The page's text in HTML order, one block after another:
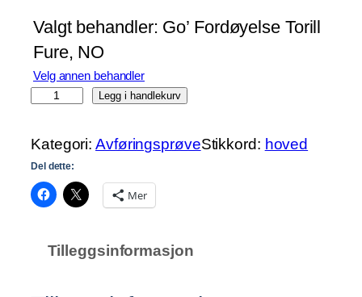
9
Valgt behandler: Go’ Fordøyelse Torill
Fure, NO
Velg annen behandler
k
b
Legg i handlekurv
Kategori:AvføringsprøveStikkord: hoved
Del dette:
Mer
Tilleggsinformasjon